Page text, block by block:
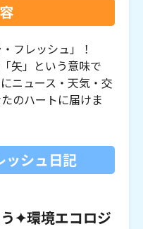
フレッシュ」！
矢」という意味で
ニュース・天気・交
のハートに届けま
ッシュ日記
✦環境エコロジ